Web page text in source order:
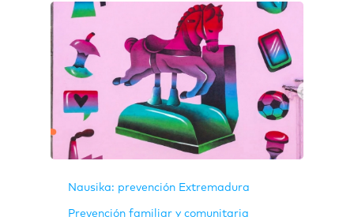
Nausika: prevención Extremadura
Prevención familiar y comunitaria